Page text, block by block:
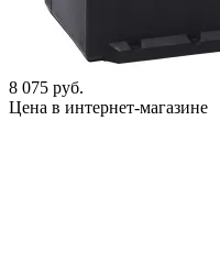
8 075 руб.
Цена в интернет-магазине